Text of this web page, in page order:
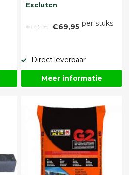
Excluton
€89,95 €69,95 per stuks
Direct leverbaar
Meer informatie